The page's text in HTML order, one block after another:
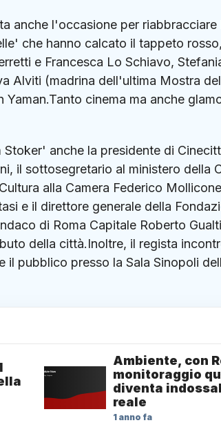
anche l'occasione per
che hanno calcato il tappeto
e Francesca Lo Schiavo,
Alviti (madrina dell'ultima Mostra
cinema ma anche
anche la presidente di
il sottosegretario al ministero della
alla Camera Federico
e il direttore generale della
di Roma Capitale Roberto
della città.Inoltre, il regista
pubblico presso la Sala Sinopoli
Ambiente, con
monitoraggio
diventa
reale
1 anno fa